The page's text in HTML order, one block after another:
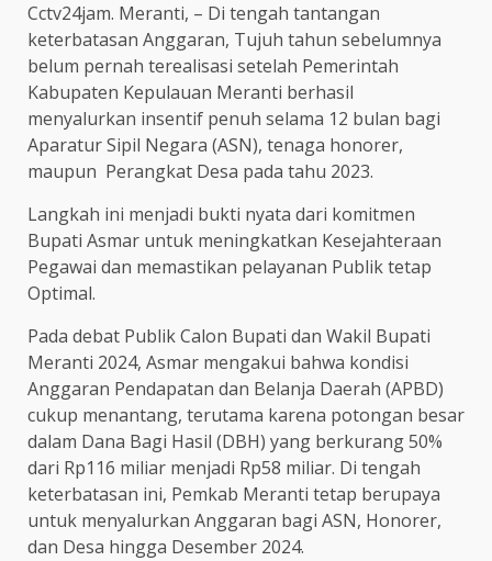
Cctv24jam. Meranti, – Di tengah tantangan
keterbatasan Anggaran, Tujuh tahun sebelumnya
belum pernah terealisasi setelah Pemerintah
Kabupaten Kepulauan Meranti berhasil
menyalurkan insentif penuh selama 12 bulan bagi
Aparatur Sipil Negara (ASN), tenaga honorer,
maupun Perangkat Desa pada tahu 2023.
Langkah ini menjadi bukti nyata dari komitmen
Bupati Asmar untuk meningkatkan Kesejahteraan
Pegawai dan memastikan pelayanan Publik tetap
Optimal.
Pada debat Publik Calon Bupati dan Wakil Bupati
Meranti 2024, Asmar mengakui bahwa kondisi
Anggaran Pendapatan dan Belanja Daerah (APBD)
cukup menantang, terutama karena potongan besar
dalam Dana Bagi Hasil (DBH) yang berkurang 50%
dari Rp116 miliar menjadi Rp58 miliar. Di tengah
keterbatasan ini, Pemkab Meranti tetap berupaya
untuk menyalurkan Anggaran bagi ASN, Honorer,
dan Desa hingga Desember 2024.